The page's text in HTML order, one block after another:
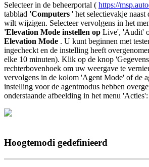
Selecteer in de beheerportal ( https://msp.
tabblad 'Computers ' het selectievakje naast
wilt wijzigen. Selecteer vervolgens in het
'Elevation Mode instellen op Live', 'Audit'
Elevation Mode . U kunt beginnen met
ingecheckt en de instelling heeft
elke 10 minuten). Klik op de knop 'Gegevens
rechterbovenhoek om uw weergave te
vervolgens in de kolom 'Agent Mode' of de
instelling voor de agentmodus hebben
onderstaande afbeelding in het menu 'Acties':
Hoogtemodi gedefinieerd